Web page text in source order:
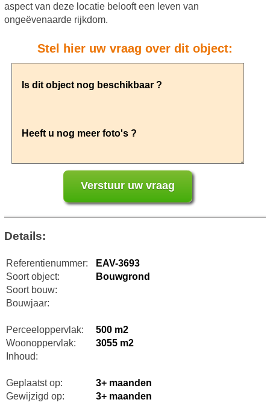
aspect van deze locatie belooft een leven van
ongeëvenaarde rijkdom.
Stel hier uw vraag over dit object:
Details:
Referentienummer:
EAV-3693
Soort object:
Bouwgrond
Soort bouw:
Bouwjaar:
Perceeloppervlak:
500 m2
Woonoppervlak:
3055 m2
Inhoud:
Geplaatst op:
3+ maanden
Gewijzigd op:
3+ maanden